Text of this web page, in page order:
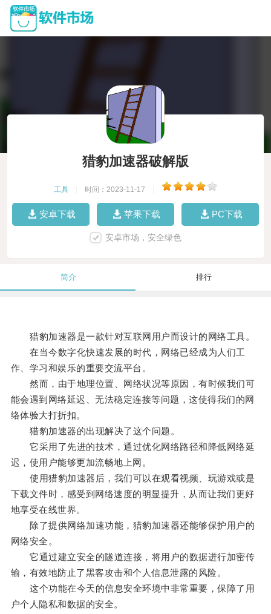
猎豹加速器破解版
工具 时间：2023-11-17
安卓下载 苹果下载 PC下载
安卓市场，安全绿色
简介 排行
猎豹加速器是一款针对互联网用户而设计的网络工具。
在当今数字化快速发展的时代，网络已经成为人们工
作、学习和娱乐的重要交流平台。
然而，由于地理位置、网络状况等原因，有时候我们可
能会遇到网络延迟、无法稳定连接等问题，这使得我们的网
络体验大打折扣。
猎豹加速器的出现解决了这个问题。
它采用了先进的技术，通过优化网络路径和降低网络延
迟，使用户能够更加流畅地上网。
使用猎豹加速器后，我们可以在观看视频、玩游戏或是
下载文件时，感受到网络速度的明显提升，从而让我们更好
地享受在线世界。
除了提供网络加速功能，猎豹加速器还能够保护用户的
网络安全。
它通过建立安全的隧道连接，将用户的数据进行加密传
输，有效地防止了黑客攻击和个人信息泄露的风险。
这个功能在今天的信息安全环境中非常重要，保障了用
户个人隐私和数据的安全。